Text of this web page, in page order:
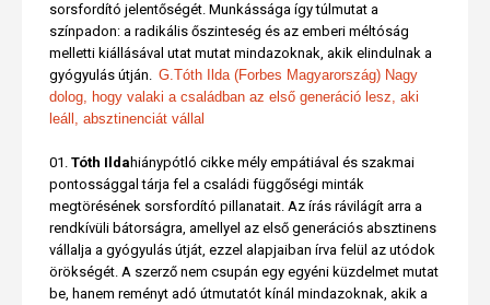
sorsfordító jelentőségét. Munkássága így túlmutat a
színpadon: a radikális őszinteség és az emberi méltóság
melletti kiállásával utat mutat mindazoknak, akik elindulnak a
gyógyulás útján.G.Tóth Ilda (Forbes Magyarország) Nagy
dolog, hogy valaki a családban az első generáció lesz, aki
leáll, absztinenciát vállal
Tóth Ilda hiánypótló cikke mély empátiával és szakmai
pontossággal tárja fel a családi függőségi minták
megtörésének sorsfordító pillanatait. Az írás rávilágít arra a
rendkívüli bátorságra, amellyel az első generációs absztinens
vállalja a gyógyulás útját, ezzel alapjaiban írva felül az utódok
örökségét. A szerző nem csupán egy egyéni küzdelmet mutat
be, hanem reményt adó útmutatót kínál mindazoknak, akik a